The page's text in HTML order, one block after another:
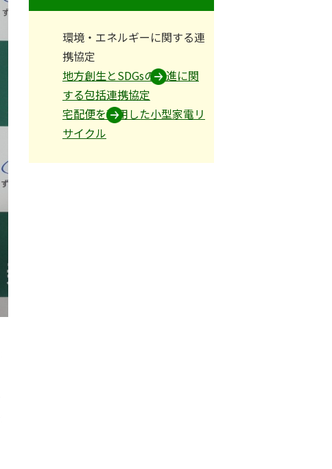
環境・エネルギーに関する連
携協定
地方創生とSDGsの推進に関
する包括連携協定
宅配便を利用した小型家電リ
サイクル